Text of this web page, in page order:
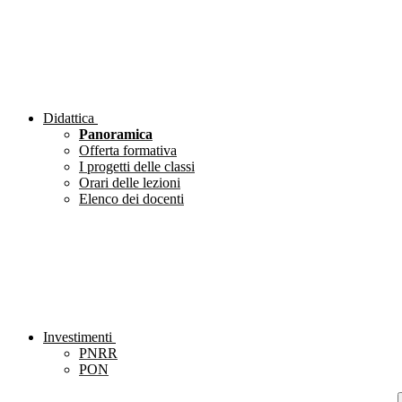
Didattica
Panoramica
Offerta formativa
I progetti delle classi
Orari delle lezioni
Elenco dei docenti
Investimenti
PNRR
PON